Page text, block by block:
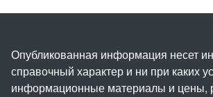
Опубликованная информация несет
справочный характер и ни при каких
информационные материалы и цены,